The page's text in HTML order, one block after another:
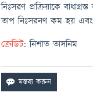
নিঃসরণ প্রক্রিয়াকে
তাপ নিঃসরনণ কম হয়
ক্রেডিট: নিশাত তাসনিম